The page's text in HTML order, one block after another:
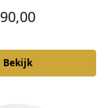
90,00
Bekijk